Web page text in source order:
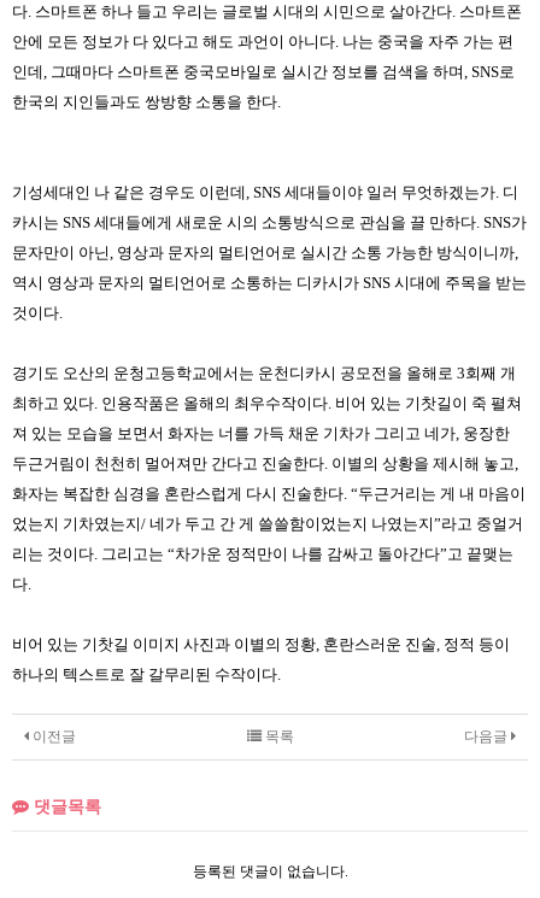
다. 스마트폰 하나 들고 우리는 글로벌 시대의 시민으로 살아간다. 스마트폰
안에 모든 정보가 다 있다고 해도 과언이 아니다. 나는 중국을 자주 가는 편
인데, 그때마다 스마트폰 중국모바일로 실시간 정보를 검색을 하며, SNS로
한국의 지인들과도 쌍방향 소통을 한다.
기성세대인 나 같은 경우도 이런데, SNS 세대들이야 일러 무엇하겠는가. 디
카시는 SNS 세대들에게 새로운 시의 소통방식으로 관심을 끌 만하다. SNS가
문자만이 아닌, 영상과 문자의 멀티언어로 실시간 소통 가능한 방식이니까,
역시 영상과 문자의 멀티언어로 소통하는 디카시가 SNS 시대에 주목을 받는
것이다.
경기도 오산의 운청고등학교에서는 운천디카시 공모전을 올해로 3회째 개
최하고 있다. 인용작품은 올해의 최우수작이다. 비어 있는 기찻길이 죽 펼쳐
져 있는 모습을 보면서 화자는 너를 가득 채운 기차가 그리고 네가, 웅장한
두근거림이 천천히 멀어져만 간다고 진술한다. 이별의 상황을 제시해 놓고,
화자는 복잡한 심경을 혼란스럽게 다시 진술한다. “두근거리는 게 내 마음이
었는지 기차였는지/ 네가 두고 간 게 쓸쓸함이었는지 나였는지”라고 중얼거
리는 것이다. 그리고는 “차가운 정적만이 나를 감싸고 돌아간다”고 끝맺는
다.
비어 있는 기찻길 이미지 사진과 이별의 정황, 혼란스러운 진술, 정적 등이
하나의 텍스트로 잘 갈무리된 수작이다.
이전글 다음글
목록
댓글목록
등록된 댓글이 없습니다.